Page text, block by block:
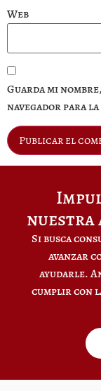
Web
Guarda mi
navegador para
nuestra
Si busca
avanzar
ayudarle.
cumplir con